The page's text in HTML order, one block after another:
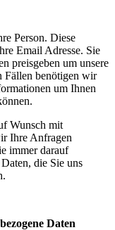
Person. Diese
Email Adresse. Sie
preisgeben um unsere
Fällen benötigen wir
um Ihnen
Wunsch mit
Ihre Anfragen
immer darauf
die Sie uns
Daten